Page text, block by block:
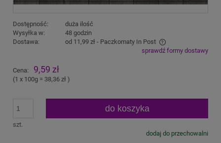
Dostępność:
duża ilość
Wysyłka w:
48 godzin
Dostawa:
od 11,99 zł - Paczkomaty In Post
Cena nie zawiera ewentualnych kosztów płatnościsprawdź formy dostawy
Cena: 9,59 zł
(1 x 100g = 38,36 zł )
szt.
do koszyka
dodaj do przechowalni